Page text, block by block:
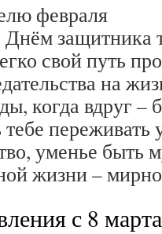
февраля
Днём защитника
свой путь
на
когда вдруг –
переживать
уменье быть
жизни –
с 8 марта